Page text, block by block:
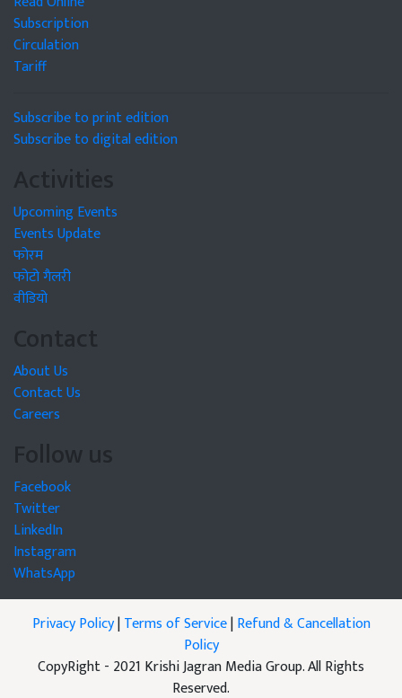
Subscription
Circulation
Tariff
Subscribe to print edition
Subscribe to digital edition
Activities
Upcoming Events
Events Update
फोरम
फोटो गैलरी
वीडियो
Contact
About Us
Contact Us
Careers
Follow us
Facebook
Twitter
LinkedIn
Instagram
WhatsApp
Privacy Policy|Terms of Service|Refund & Cancellation
Policy
CopyRight - 2021 Krishi Jagran Media Group. All Rights
Reserved.